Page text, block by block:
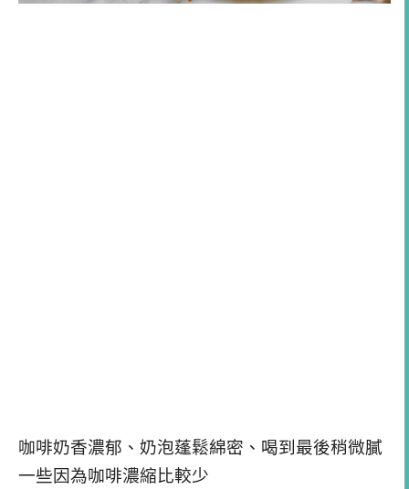
咖啡奶香濃郁、奶泡蓬鬆綿密、喝到最後稍微膩
一些因為咖啡濃縮比較少